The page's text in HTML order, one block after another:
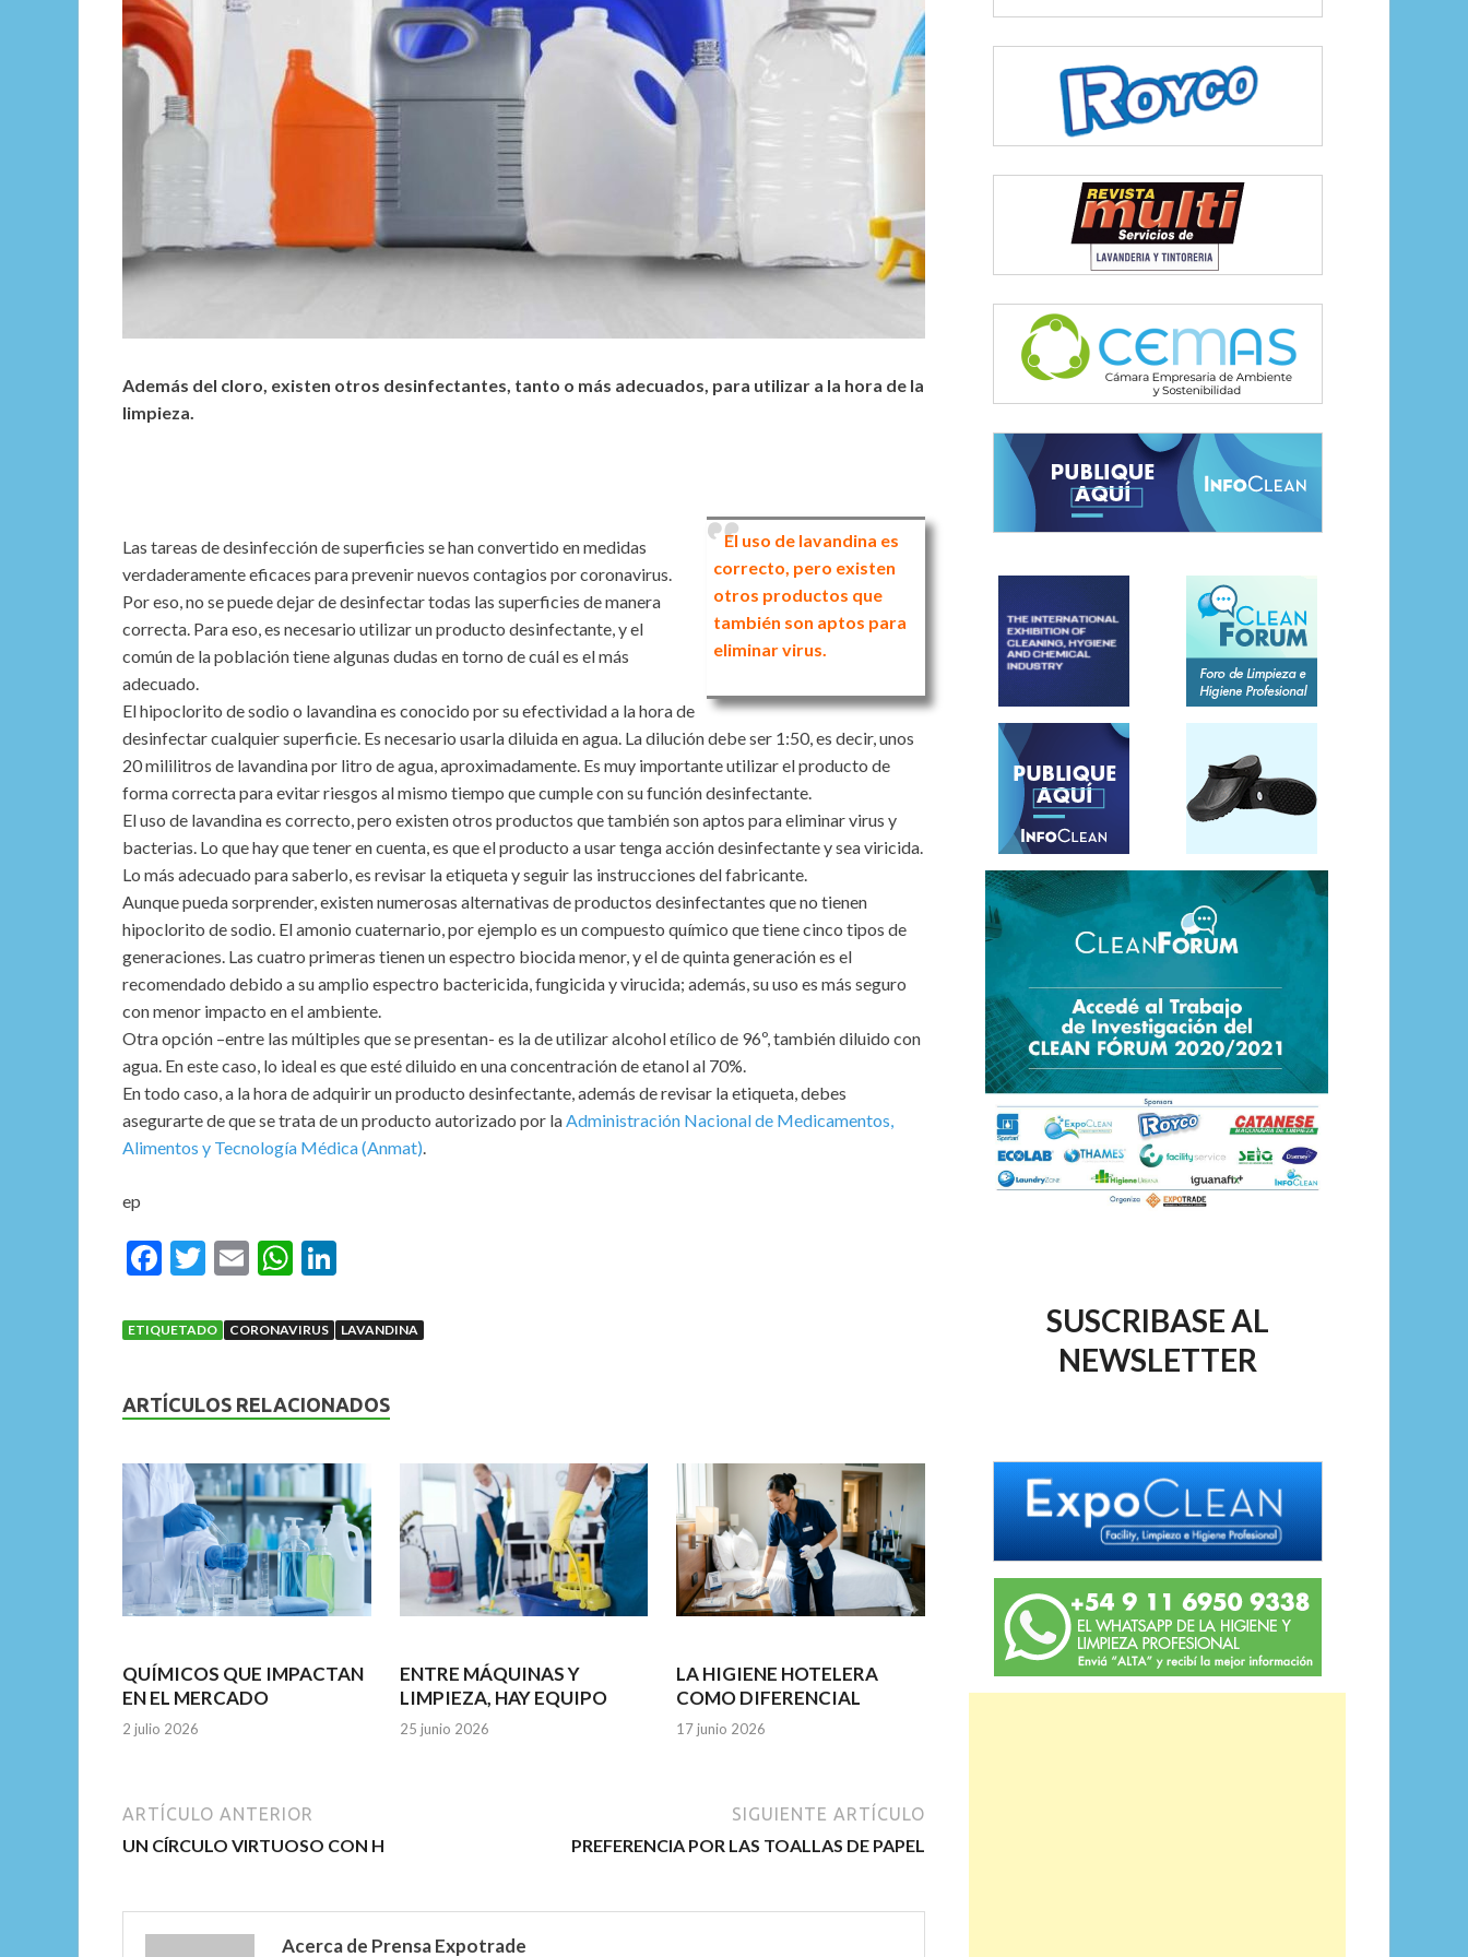
Además del cloro, existen otros desinfectantes, tanto o más adecuados, para utilizar a la hora de la
limpieza.
El uso de lavandina es
correcto, pero existen
otros productos que
también son aptos para
eliminar virus.
Las tareas de desinfección de superficies se han convertido en medidas
verdaderamente eficaces para prevenir nuevos contagios por coronavirus.
Por eso, no se puede dejar de desinfectar todas las superficies de manera
correcta. Para eso, es necesario utilizar un producto desinfectante, y el
común de la población tiene algunas dudas en torno de cuál es el más
adecuado.
El hipoclorito de sodio o lavandina es conocido por su efectividad a la hora de
desinfectar cualquier superficie. Es necesario usarla diluida en agua. La dilución debe ser 1:50, es decir, unos
20 mililitros de lavandina por litro de agua, aproximadamente. Es muy importante utilizar el producto de
forma correcta para evitar riesgos al mismo tiempo que cumple con su función desinfectante.
El uso de lavandina es correcto, pero existen otros productos que también son aptos para eliminar virus y
bacterias. Lo que hay que tener en cuenta, es que el producto a usar tenga acción desinfectante y sea viricida.
Lo más adecuado para saberlo, es revisar la etiqueta y seguir las instrucciones del fabricante.
Aunque pueda sorprender, existen numerosas alternativas de productos desinfectantes que no tienen
hipoclorito de sodio. El amonio cuaternario, por ejemplo es un compuesto químico que tiene cinco tipos de
generaciones. Las cuatro primeras tienen un espectro biocida menor, y el de quinta generación es el
recomendado debido a su amplio espectro bactericida, fungicida y virucida; además, su uso es más seguro
con menor impacto en el ambiente.
Otra opción –entre las múltiples que se presentan- es la de utilizar alcohol etílico de 96º, también diluido con
agua. En este caso, lo ideal es que esté diluido en una concentración de etanol al 70%.
En todo caso, a la hora de adquirir un producto desinfectante, además de revisar la etiqueta, debes
asegurarte de que se trata de un producto autorizado por la Administración Nacional de Medicamentos,
Alimentos y Tecnología Médica (Anmat)
ep
F
e
o
o
k
T
itt
E
ai
W
at
A
p
p
ke
n
ETIQUETADO CORONAVIRUS LAVANDINA
ARTÍCULOS RELACIONADOS
QUÍMICOS QUE IMPACTAN
EN EL MERCADO
2 julio 2026
ENTRE MÁQUINAS Y
LIMPIEZA, HAY EQUIPO
25 junio 2026
LA HIGIENE HOTELERA
COMO DIFERENCIAL
17 junio 2026
ARTÍCULO ANTERIOR
UN CÍRCULO VIRTUOSO CON H
SIGUIENTE ARTÍCULO
PREFERENCIA POR LAS TOALLAS DE PAPEL
Acerca de Prensa Expotrade
SUSCRIBASE AL
NEWSLETTER